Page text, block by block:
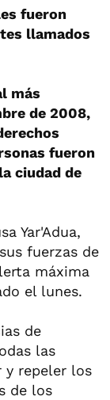
fueron
llamados
más
de 2008,
fueron
ciudad de
Yar'Adua,
fuerzas de
máxima
el lunes.
de
las
y repeler los
de los